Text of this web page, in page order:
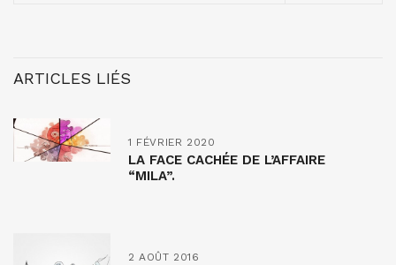
ARTICLES LIÉS
1 FÉVRIER 2020
LA FACE CACHÉE DE L’AFFAIRE
“MILA”.
2 AOÛT 2016